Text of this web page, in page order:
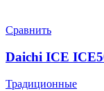
Сравнить
Daichi ICE
Традиционные